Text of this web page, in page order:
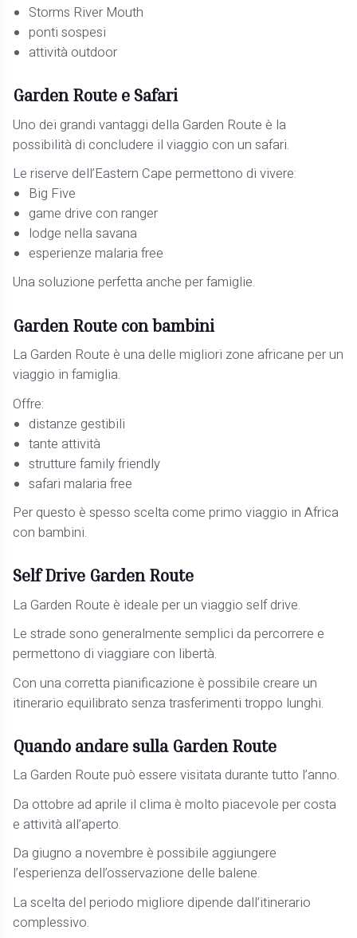
Storms River Mouth
ponti sospesi
attività outdoor
Garden Route e Safari
Uno dei grandi vantaggi della Garden Route è la
possibilità di concludere il viaggio con un safari.
Le riserve dell’Eastern Cape permettono di vivere:
Big Five
game drive con ranger
lodge nella savana
esperienze malaria free
Una soluzione perfetta anche per famiglie.
Garden Route con bambini
La Garden Route è una delle migliori zone africane per un
viaggio in famiglia.
Offre:
distanze gestibili
tante attività
strutture family friendly
safari malaria free
Per questo è spesso scelta come primo viaggio in Africa
con bambini.
Self Drive Garden Route
La Garden Route è ideale per un viaggio self drive.
Le strade sono generalmente semplici da percorrere e
permettono di viaggiare con libertà.
Con una corretta pianificazione è possibile creare un
itinerario equilibrato senza trasferimenti troppo lunghi.
Quando andare sulla Garden Route
La Garden Route può essere visitata durante tutto l’anno.
Da ottobre ad aprile il clima è molto piacevole per costa
e attività all’aperto.
Da giugno a novembre è possibile aggiungere
l’esperienza dell’osservazione delle balene.
La scelta del periodo migliore dipende dall’itinerario
complessivo.